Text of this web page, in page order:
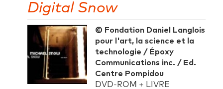
Digital Snow
© Fondation Daniel Langlois
pour l'art, la science et la
technologie / Époxy
Communications inc. / Ed.
Centre Pompidou
DVD-ROM + LIVRE